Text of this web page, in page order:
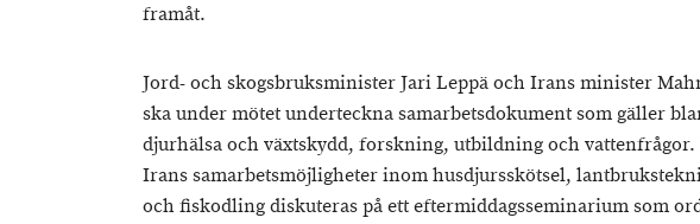
framåt.
Jord- och skogsbruksminister Jari Leppä och Irans minister
ska under mötet underteckna samarbetsdokument som gäller
djurhälsa och växtskydd, forskning, utbildning och
Irans samarbetsmöjligheter inom husdjursskötsel,
och fiskodling diskuteras på ett eftermiddagsseminarium som